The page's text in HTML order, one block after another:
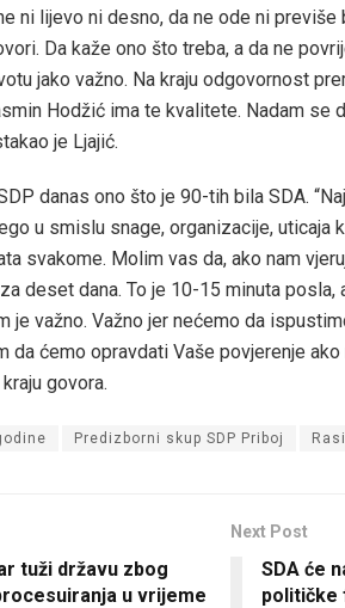
ni lijevo ni desno, da ne ode ni
Da kaže ono što treba, a da ne
jako važno. Na kraju odgovornost
Hodžić ima te kvalitete. Nadam se
je Ljajić.
danas ono što je 90-tih bila SDA.
u smislu snage, organizacije, uticaja
svakome. Molim vas da, ako nam
deset dana. To je 10-15 minuta
je važno. Važno jer nećemo da
da ćemo opravdati Vaše povjerenje
govora.
Predizborni skup SDP Priboj
tuži državu zbog
u vrijeme
Next Post
SDA će
političke